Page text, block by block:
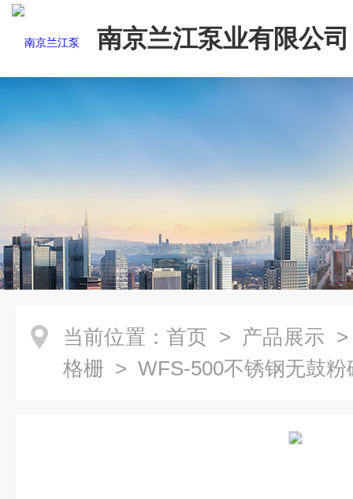
南京兰江泵业有限公司
当前位置： 首页 > 产品展示
格栅 > WFS-500不锈钢无鼓粉